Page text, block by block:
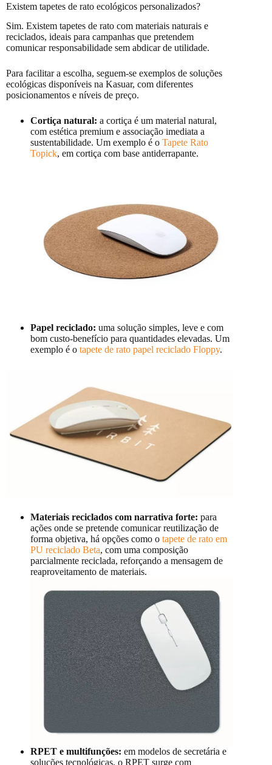
Existem tapetes de rato ecológicos personalizados?
Sim. Existem tapetes de rato com materiais naturais e
reciclados, ideais para campanhas que pretendem
comunicar responsabilidade sem abdicar de utilidade.
Para facilitar a escolha, seguem-se exemplos de soluções
ecológicas disponíveis na Kasuar, com diferentes
posicionamentos e níveis de preço.
Cortiça natural: a cortiça é um material natural,
com estética premium e associação imediata a
sustentabilidade. Um exemplo é o Tapete Rato
Topick, em cortiça com base antiderrapante.
Papel reciclado: uma solução simples, leve e com
bom custo-benefício para quantidades elevadas. Um
exemplo é o tapete de rato papel reciclado Floppy.
Materiais reciclados com narrativa forte: para
ações onde se pretende comunicar reutilização de
forma objetiva, há opções como o tapete de rato em
PU reciclado Beta, com uma composição
parcialmente reciclada, reforçando a mensagem de
reaproveitamento de materiais.
RPET e multifunções: em modelos de secretária e
soluções tecnológicas, o RPET surge com